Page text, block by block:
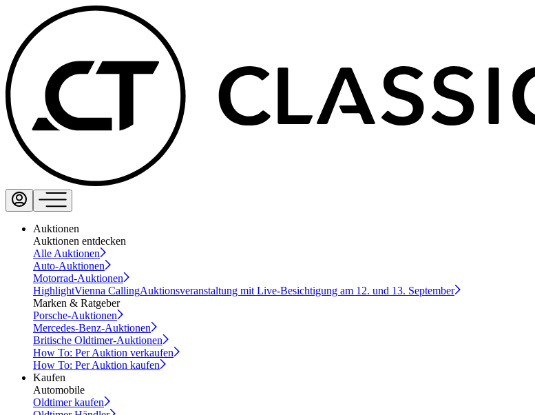
Auktionen
Auktionen entdecken
Alle Auktionen
Auto-Auktionen
Motorrad-Auktionen
HighlightVienna CallingAuktionsveranstaltung mit Live-Besichtigung am 12. und 13. September
Marken & Ratgeber
Porsche-Auktionen
Mercedes-Benz-Auktionen
Britische Oldtimer-Auktionen
How To: Per Auktion verkaufen
How To: Per Auktion kaufen
Kaufen
Automobile
Oldtimer kaufen